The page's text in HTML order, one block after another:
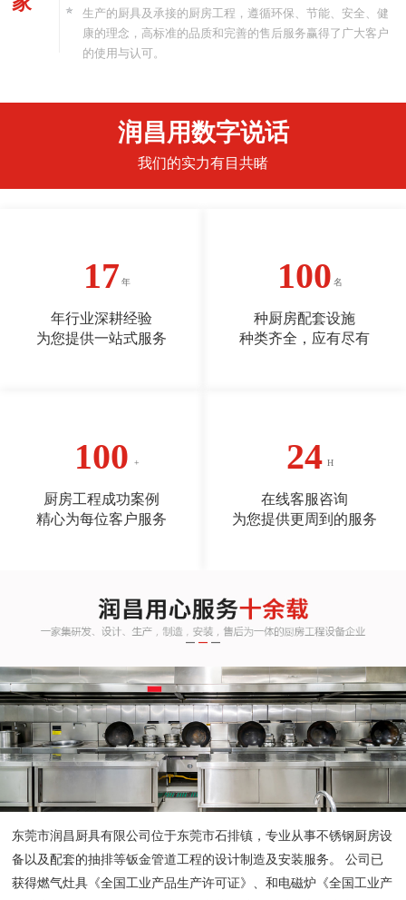
生产的厨具及承接的厨房工程，遵循环保、节能、安全、健
康的理念，高标准的品质和完善的售后服务赢得了广大客户
的使用与认可。
润昌用数字说话
我们的实力有目共睹
17
年行业深耕经验
为您提供一站式服务
100
种厨房配套设施
种类齐全，应有尽有
100
厨房工程成功案例
精心为每位客户服务
24
在线客服咨询
为您提供更周到的服务
东莞市润昌厨具有限公司位于东莞市石排镇，专业从事不锈钢厨房设
备以及配套的抽排等钣金管道工程的设计制造及安装服务。 公司已
获得燃气灶具《全国工业产品生产许可证》、和电磁炉《全国工业产